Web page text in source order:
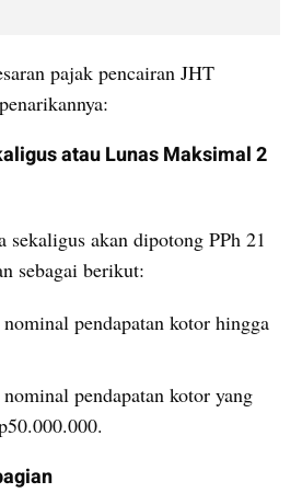
pajak pencairan JHT
atau Lunas Maksimal 2
sekaligus akan dipotong PPh 21
sebagai berikut:
pendapatan kotor hingga
pendapatan kotor yang